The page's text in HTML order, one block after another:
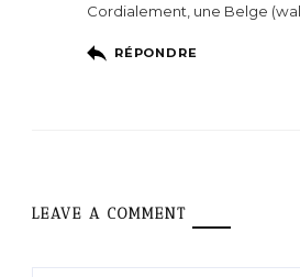
Cordialement, une Belge
RÉPONDRE
LEAVE A COMMENT